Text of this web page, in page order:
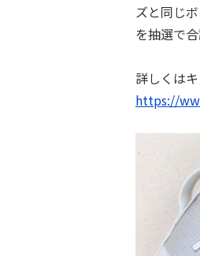
ズと同じ
を抽選で
詳しくは
https://